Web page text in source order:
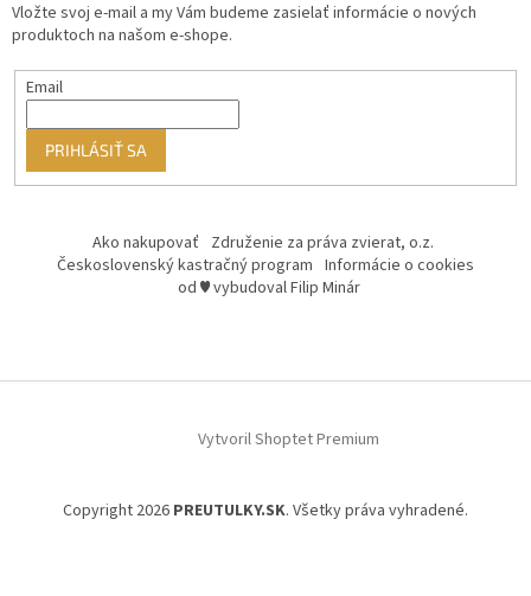
Vložte svoj e-mail a my Vám budeme zasielať informácie o nových
produktoch na našom e-shope.
Email
PRIHLÁSIŤ SA
Ako nakupovať Združenie za práva zvierat, o.z.
Československý kastračný program Informácie o cookies
od ♥ vybudoval Filip Minár
Vytvoril Shoptet Premium
Copyright 2026 PREUTULKY.SK. Všetky práva vyhradené.